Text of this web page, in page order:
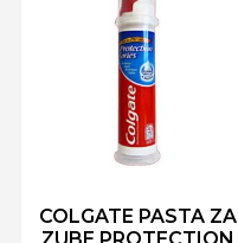
COLGATE PASTA ZA
ZUBE PROTECTION